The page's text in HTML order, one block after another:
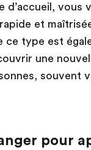
d’accueil, vous
et
ce type est
une
souvent
pour